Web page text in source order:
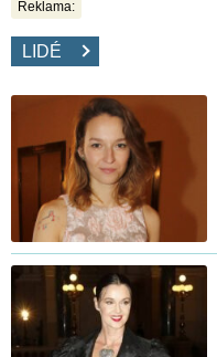
Reklama:
LIDÉ